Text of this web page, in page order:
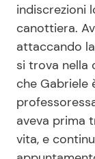
Disclaimer e
Contattaci
Pubblicità
Privacy Policy
indiscrezioni
canottiera.
attaccando
si trova nella
che Gabriele
aveva prima
vita, e